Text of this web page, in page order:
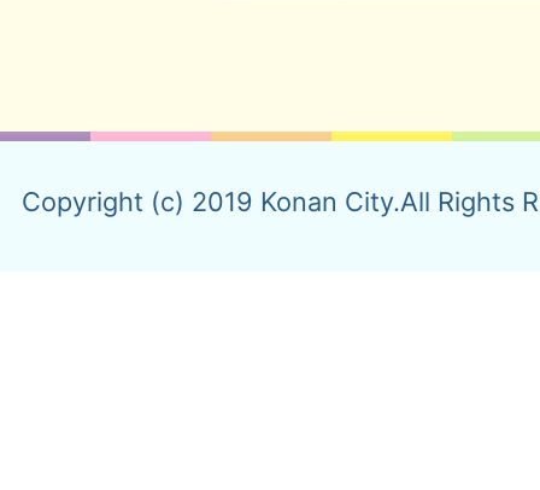
Copyright (c) 2019 Konan City.All Rights